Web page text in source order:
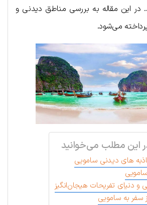
در این مقاله به بررسی مناطق دیدنی و
می‌شود.
این مطلب می‌خوانید
های دیدنی سامویی
و دنیای تفریحات هیجان‌انگیز
به سامویی